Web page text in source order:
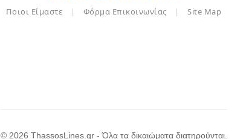
Ποιοι Είμαστε | Φόρμα Επικοινωνίας | Site Map
© 2026 ThassosLines.gr - Όλα τα δικαιώματα διατηρούνται.